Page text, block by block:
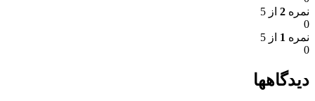
نمره 2 از 5
0
نمره 1 از 5
0
دیدگاهها